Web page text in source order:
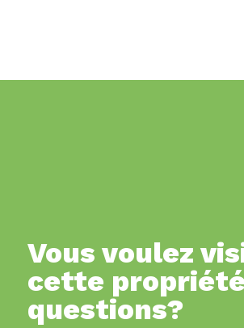
Vous voulez
cette propriété
questions?